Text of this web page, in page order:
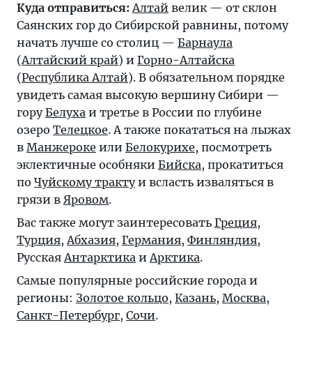
Куда отправиться: Алтай велик — от склон
Саянских гор до Сибирской равнины, потому
начать лучше со столиц — Барнаула
(Алтайский край) и Горно-Алтайска
(Республика Алтай). В обязательном порядке
увидеть самая высокую вершину Сибири —
горуБелуха и третье в России по глубине
озеро Телецкое. А также покататься на лыжах
в Манжероке или Белокурихе, посмотреть
эклектичные особняки Бийска, прокатиться
по Чуйскому трактуи всласть изваляться в
грязи в Яровом.
Вас также могут заинтересовать Греция,
Турция,Абхазия, Германия, Финляндия,
РусскаяАнтарктика иАрктика.
Самые популярные российские города и
регионы: Золотое кольцо, Казань, Москва,
Санкт-Петербург, Сочи.